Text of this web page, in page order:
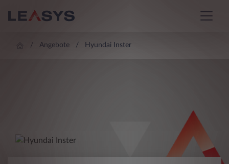
Angebote Hyundai Inster